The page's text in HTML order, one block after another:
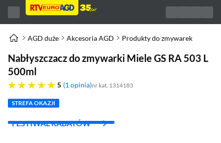
AGD duże Akcesoria AGD Produkty do zmywarek
Nabłyszczacz do zmywarki Miele GS RA 503 L
500ml
5
pięć gwiazdek 1 opinia nr kat. 1314183
STREFA OKAZJI
FESTIWAL RABATÓW